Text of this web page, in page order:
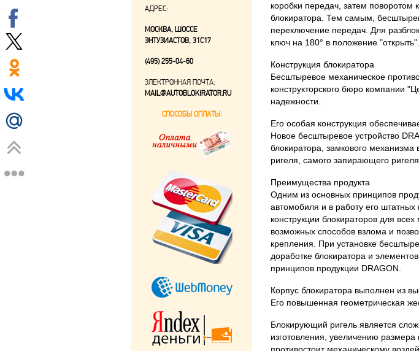
коробки передач, затем
блокиратора. Тем самым,
переключение передач. Для
ключ на 180° в положение "открыть".
Конструкция блокиратора
Бесштыревое механическое
конструкторского бюро компании
надежности.
Его особая конструкция
Новое бесштыревое устройство
блокиратора, замкового механизма
ригеля, самого запирающего
Преимущества продукта
Одним из основных принципов
автомобиля и в работу его
конструкции блокираторов для
возможных способов взлома и
крепления. При установке
доработке блокиратора и
принципов продукции DRAGON.
Корпус блокиратора выполнен из
Его повышенная геометрическая
Блокирующий ригель является
изготовления, увеличению
АДРЕС:
МОСКВА, ШОССЕ
ЭНТУЗИАСТОВ, 31С17
(495) 255-04-60
ЭЛЕКТРОННАЯ ПОЧТА:
MAIL@AUTOBLOKIRATOR.RU
СПОСОБЫ ОПЛАТЫ: